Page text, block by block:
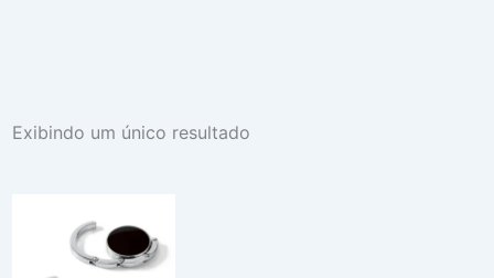
Exibindo um único resultado